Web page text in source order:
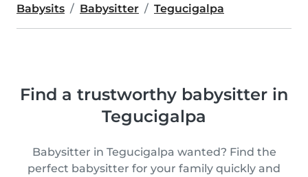
Babysits Babysitter Tegucigalpa
Find a trustworthy babysitter in
Tegucigalpa
Babysitter in Tegucigalpa wanted? Find the
perfect babysitter for your family quickly and